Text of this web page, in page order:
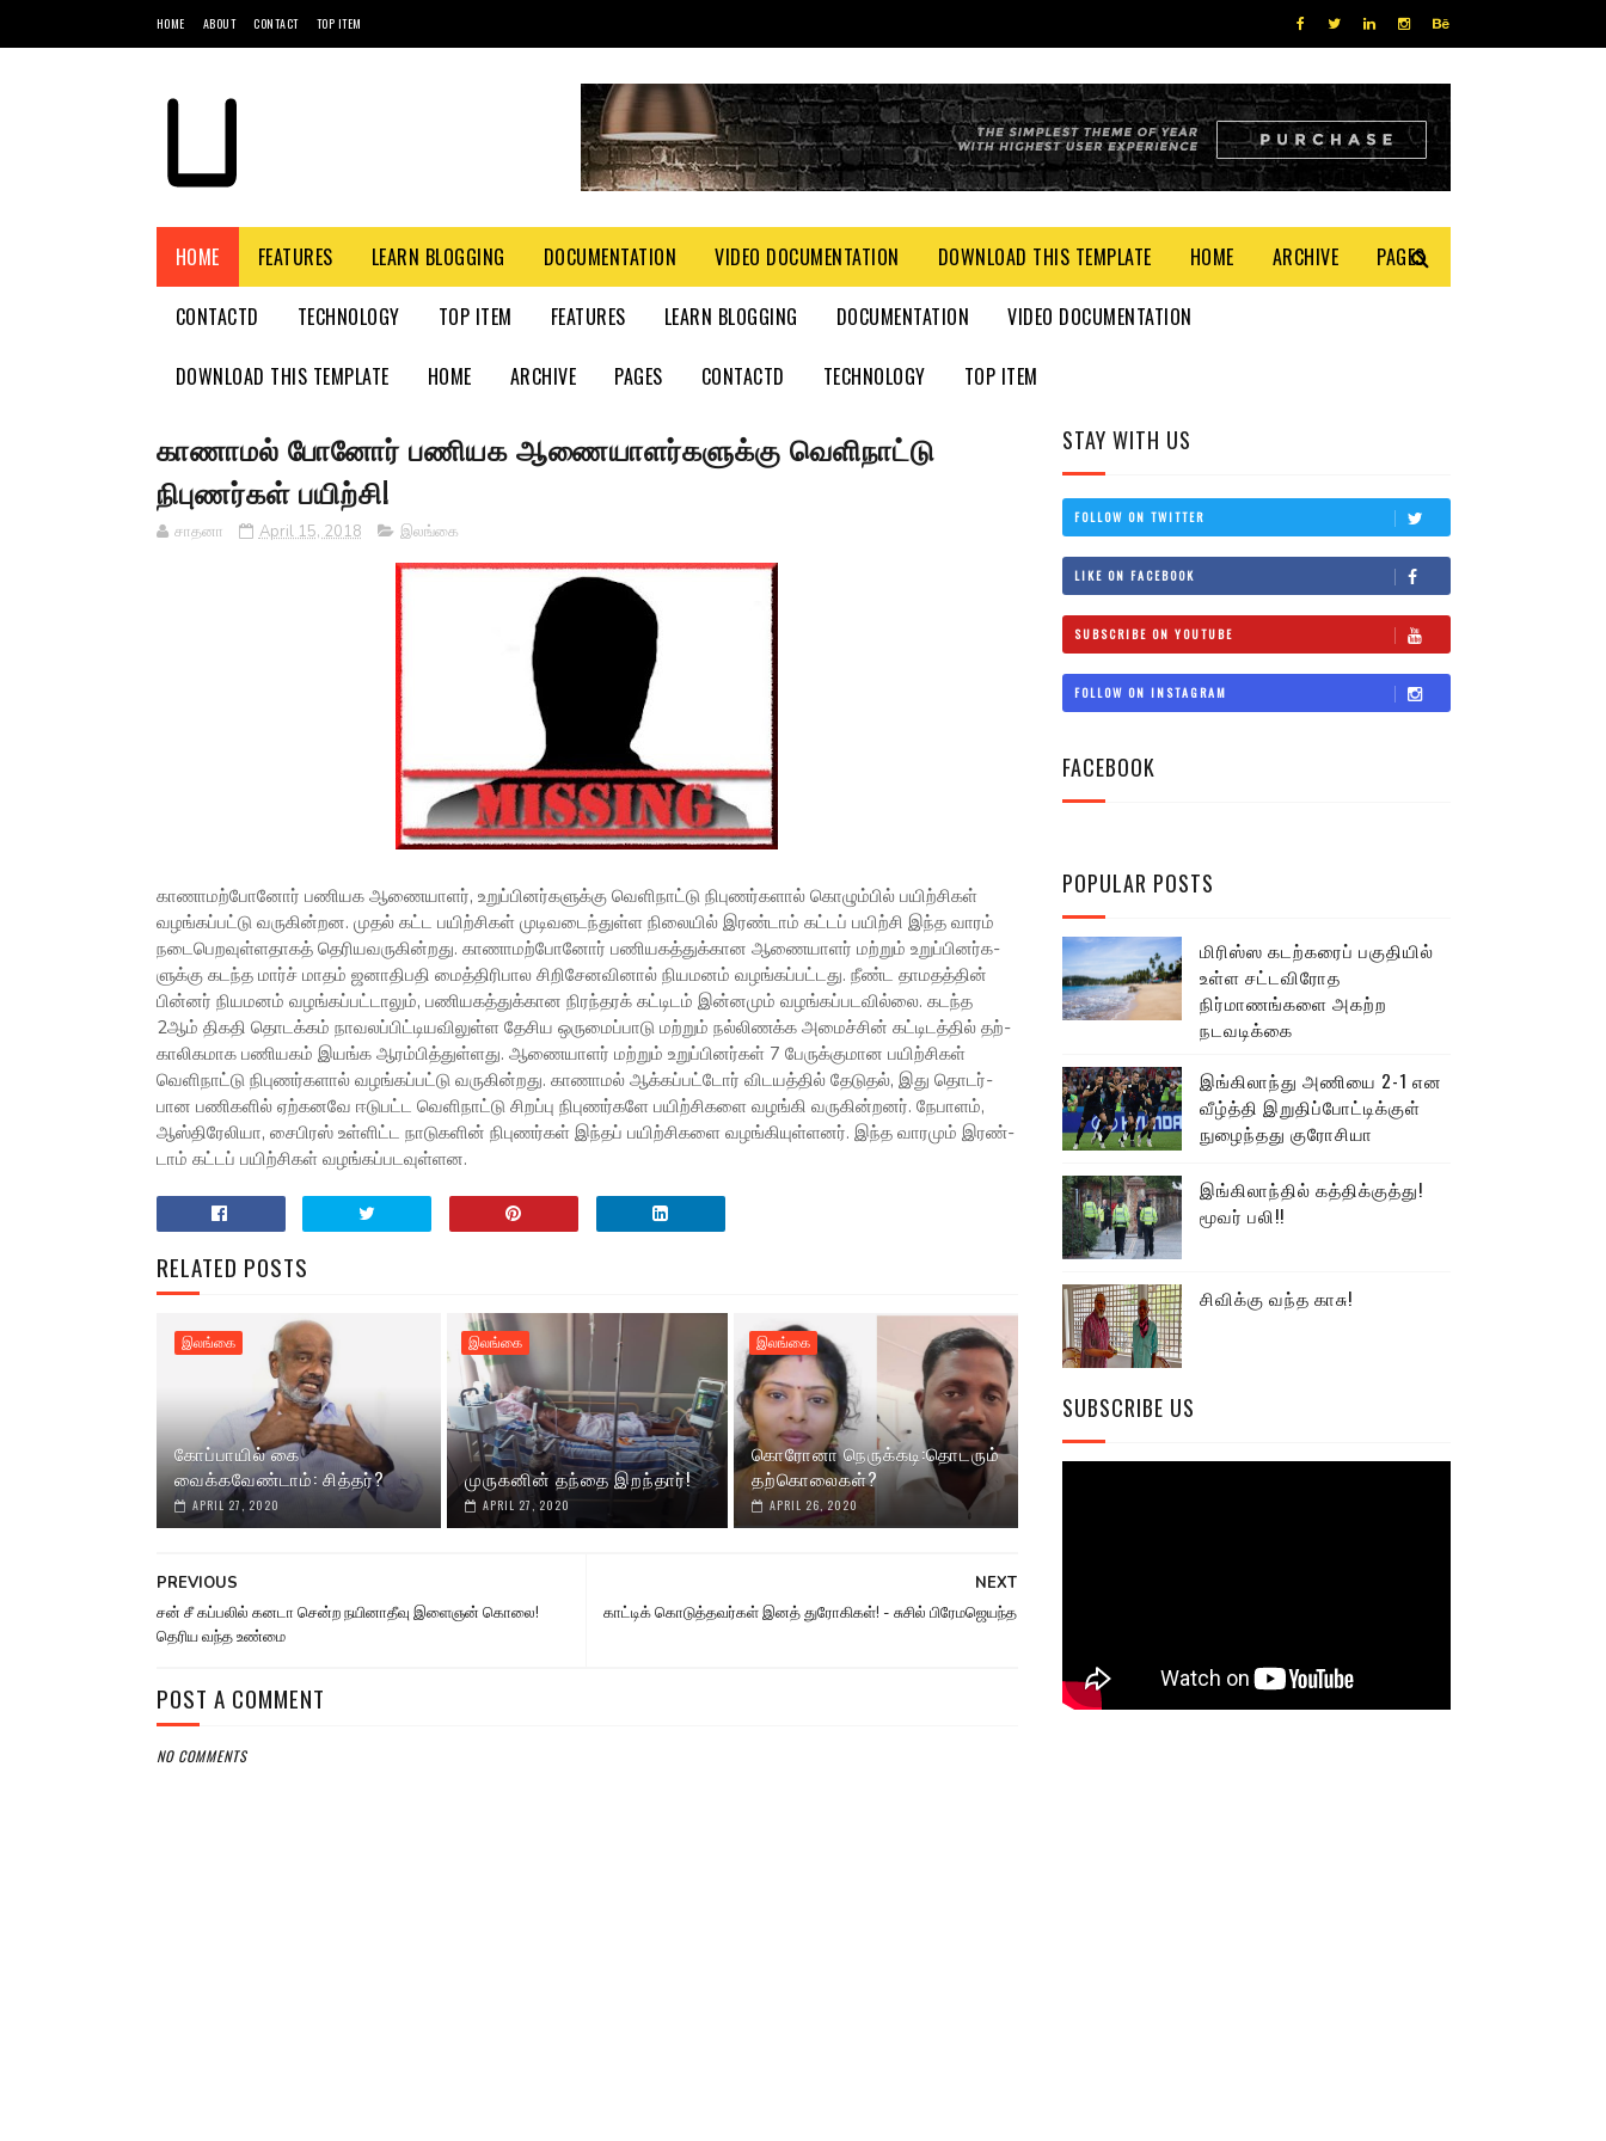
HOME ABOUT CONTACT TOP ITEM
HOME FEATURES LEARN BLOGGING DOCUMENTATION VIDEO DOCUMENTATION DOWNLOAD THIS TEMPLATE HOME ARCHIVE PAGES
CONTACTD TECHNOLOGY TOP ITEM FEATURES LEARN BLOGGING DOCUMENTATION VIDEO DOCUMENTATION
DOWNLOAD THIS TEMPLATE HOME ARCHIVE PAGES CONTACTD TECHNOLOGY TOP ITEM
காணாமல் போனோர் பணியக ஆணையாளர்களுக்கு வெளிநாட்டு
நிபுணர்கள் பயிற்சி!
சாதனா April 15, 2018 இலங்கை
காணா­மற்­போ­னோர் பணி­யக ஆணை­யா­ளர், உறுப்­பி­னர்­க­ளுக்கு வெளி­நாட்டு நிபு­ணர்­க­ளால் கொழும்­பில் பயிற்சிகள்
வழங்­கப்­பட்டு வரு­கின்றன. முதல் கட்ட பயிற்­சி­கள் முடி­வ­டைந்­துள்ள நிலை­யில் இரண்­டாம் கட்­டப் பயிற்சி இந்த வாரம்
நடை­பெ­ற­வுள்­ள­தா­கத் தெரி­ய­வ­ரு­கின்­றது. காணா­மற்­போ­னோர் பணி­ய­கத்­துக்­கான ஆணை­யா­ளர் மற்­றும் உறுப்­பி­னர்­க­
ளுக்கு கடந்த மார்ச் மாதம் ஜனாதிபதி மைத்­தி­ரி­பால சிறி­சே­ன­வினால் நிய­ம­னம் வழங்­கப்­பட்­டது. நீண்ட தாம­தத்­தின்
பின்­னர் நிய­ம­னம் வழங்­கப்­பட்­டா­லும், பணி­ய­கத்­துக்­கான நிரந்­த­ரக் கட்­டி­டம் இன்­ன­மும் வழங்­கப்­ப­ட­வில்லை. கடந்த
2ஆம் திகதி தொடக்­கம் நாவ­லப்­பிட்­டி­ய­வி­லுள்ள தேசிய ஒரு­மைப்­பாடு மற்­றும் நல்­லி­ணக்க அமைச்­சின் கட்­டி­டத்­தில் தற்­
கா­லி­க­மாக பணி­ய­கம் இயங்க ஆரம்­பித்­துள்­ளது. ஆணை­யா­ளர் மற்­றும் உறுப்­பி­னர்­கள் 7 பேருக்­கு­மான பயிற்­சி­கள்
வெளி­நாட்டு நிபு­ணர்­க­ளால் வழங்­கப்­பட்டு வரு­கின்­றது. காணா­மல் ஆக்­கப்­பட்­டோர் விட­யத்­தில் தேடு­தல், இது தொடர்­
பான பணி­க­ளில் ஏற்­க­னவே ஈடு­பட்ட வெளி­நாட்டு சிறப்பு நிபு­ணர்­களே பயிற்­சி­களை வழங்கி வரு­கின்­ற­னர். நேபா­ளம்,
ஆஸ்­தி­ரே­லியா, சைபி­ரஸ் உள்­ளிட்ட நாடு­க­ளின் நிபு­ணர்­கள் இந்­தப் பயிற்­சி­களை வழங்­கி­யுள்­ள­னர். இந்த வார­மும் இரண்­
டாம் கட்­டப் பயிற்­சி­கள் வழங்­கப்­ப­ட­வுள்­ளன.
RELATED POSTS
இலங்கை
கோப்பாயில் கை
வைக்கவேண்டாம்: சித்தர்?
APRIL 27, 2020
இலங்கை
முருகனின் தந்தை இறந்தார்!
APRIL 27, 2020
இலங்கை
கொரோனா நெருக்கடி:தொடரும்
தற்கொலைகள்?
APRIL 26, 2020
NEXT
காட்டிக் கொடுத்தவர்கள் இனத் துரோகிகள்! - சுசில் பிரேமஜெயந்த
PREVIOUS
சன் சீ கப்பலில் கனடா சென்ற நயினாதீவு இளைஞன் கொலை!
தெரிய வந்த உண்மை
POST A COMMENT
NO COMMENTS
STAY WITH US
FOLLOW ON TWITTER
LIKE ON FACEBOOK
SUBSCRIBE ON YOUTUBE
FOLLOW ON INSTAGRAM
FACEBOOK
POPULAR POSTS
மிரிஸ்ஸ கடற்கரைப் பகுதியில்
உள்ள சட்டவிரோத
நிர்மாணங்களை அகற்ற
நடவடிக்கை
இங்கிலாந்து அணியை 2-1 என
வீழ்த்தி இறுதிப்போட்டிக்குள்
நுழைந்தது குரோசியா
இங்கிலாந்தில் கத்திக்குத்து!
மூவர் பலி!!
சிவிக்கு வந்த காசு!
SUBSCRIBE US